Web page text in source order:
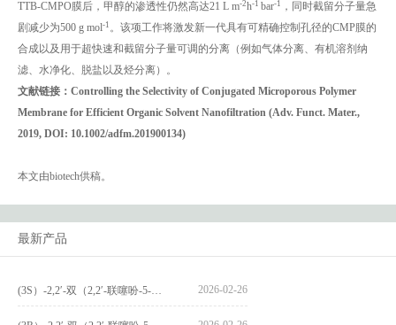
TTB-CMPO膜后，甲醇的渗透性仍然高达21 L m-2h-1 bar-1
，同时截留分子量急
剧减少为500 g mol-1 。该项工作将激发新一代具有可精确控制孔径的CMP膜的
合成以及用于超快速和截留分子量可调的分离（例如气体分离、有机溶剂纳
滤、水净化、脱盐以及烃分离）。
文献链接： Controlling the Selectivity of Conjugated Microporous Polymer
Membrane for Efficient Organic Solvent Nanofiltration (Adv. Funct. Mater.,
2019, DOI: 10.1002/adfm.201900134)
本文由biotech供稿。
最新产品
2026-02-26